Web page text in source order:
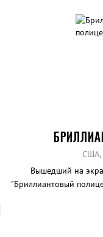
США,
Вышедший на
"Бриллиантовый